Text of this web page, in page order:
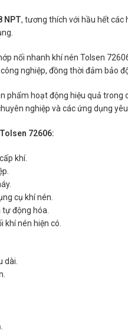
NPT, tương thích với hầu hết các
nối nhanh khí nén Tolsen
nghiệp, đồng thời đảm bảo
phẩm hoạt động hiệu quả
nghiệp và các ứng dụng yêu
72606:
khí.
cụ khí nén.
động hóa.
khí nén hiện có.
dài.